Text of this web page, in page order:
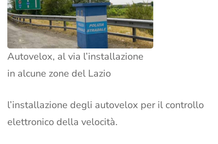
Autovelox, al via l’installazione
in alcune zone del Lazio
l’installazione degli autovelox per il controllo
elettronico della velocità.